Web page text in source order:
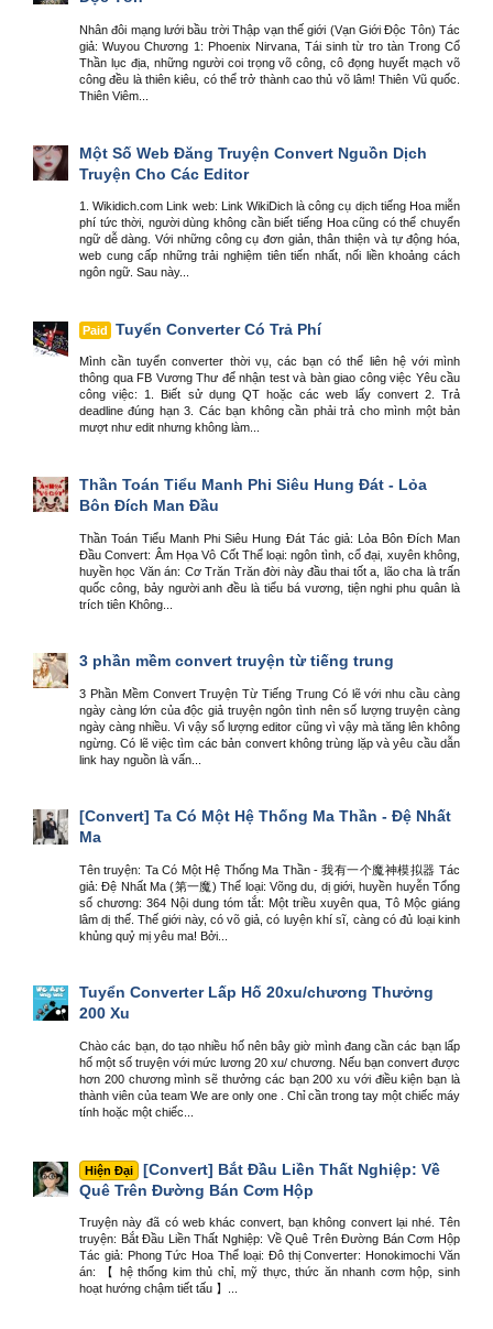
Nhân đôi mạng lưới bầu trời Thập vạn thế giới (Vạn Giới Độc Tôn) Tác
giả: Wuyou Chương 1: Phoenix Nirvana, Tái sinh từ tro tàn Trong Cổ
Thần lục địa, những người coi trọng võ công, cô đọng huyết mạch võ
công đều là thiên kiêu, có thể trở thành cao thủ võ lâm! Thiên Vũ quốc.
Thiên Viêm...
Một Số Web Đăng Truyện Convert Nguồn Dịch
Truyện Cho Các Editor
1. Wikidich.com Link web: Link WikiDich là công cụ dịch tiếng Hoa miễn
phí tức thời, người dùng không cần biết tiếng Hoa cũng có thể chuyển
ngữ dễ dàng. Với những công cụ đơn giản, thân thiện và tự động hóa,
web cung cấp những trải nghiệm tiên tiến nhất, nối liền khoảng cách
ngôn ngữ. Sau này...
Paid Tuyển Converter Có Trả Phí
Mình cần tuyển converter thời vụ, các bạn có thể liên hệ với mình
thông qua FB Vương Thư để nhận test và bàn giao công việc Yêu cầu
công việc: 1. Biết sử dụng QT hoặc các web lấy convert 2. Trả
deadline đúng hạn 3. Các bạn không cần phải trả cho mình một bản
mượt như edit nhưng không làm...
Thần Toán Tiểu Manh Phi Siêu Hung Đát - Lỏa
Bôn Đích Man Đầu
Thần Toán Tiểu Manh Phi Siêu Hung Đát Tác giả: Lỏa Bôn Đích Man
Đầu Convert: Âm Họa Vô Cốt Thể loại: ngôn tình, cổ đại, xuyên không,
huyền học Văn án: Cơ Trăn Trăn đời này đầu thai tốt a, lão cha là trấn
quốc công, bảy người anh đều là tiểu bá vương, tiện nghi phu quân là
trích tiên Không...
3 phần mềm convert truyện từ tiếng trung
3 Phần Mềm Convert Truyện Từ Tiếng Trung Có lẽ với nhu cầu càng
ngày càng lớn của độc giả truyện ngôn tình nên số lượng truyện càng
ngày càng nhiều. Vì vậy số lượng editor cũng vì vậy mà tăng lên không
ngừng. Có lẽ việc tìm các bản convert không trùng lặp và yêu cầu dẫn
link hay nguồn là vấn...
[Convert] Ta Có Một Hệ Thống Ma Thần - Đệ Nhất
Ma
Tên truyện: Ta Có Một Hệ Thống Ma Thần - 我有一个魔神模拟器 Tác
giả: Đệ Nhất Ma (第一魔) Thể loại: Võng du, dị giới, huyền huyễn Tổng
số chương: 364 Nội dung tóm tắt: Một triều xuyên qua, Tô Mộc giáng
lâm dị thế. Thế giới này, có võ giả, có luyện khí sĩ, càng có đủ loại kinh
khủng quỷ mị yêu ma! Bởi...
Tuyển Converter Lấp Hố 20xu/chương Thưởng
200 Xu
Chào các bạn, do tạo nhiều hố nên bây giờ mình đang cần các bạn lấp
hố một số truyện với mức lương 20 xu/ chương. Nếu bạn convert được
hơn 200 chương mình sẽ thưởng các bạn 200 xu với điều kiện bạn là
thành viên của team We are only one . Chỉ cần trong tay một chiếc máy
tính hoặc một chiếc...
Hiện Đại
[Convert] Bắt Đầu Liền Thất Nghiệp: Về
Quê Trên Đường Bán Cơm Hộp
Truyện này đã có web khác convert, bạn không convert lại nhé. Tên
truyện: Bắt Đầu Liền Thất Nghiệp: Về Quê Trên Đường Bán Cơm Hộp
Tác giả: Phong Tức Hoa Thể loại: Đô thị Converter: Honokimochi Văn
án: 【 hệ thống kim thủ chỉ, mỹ thực, thức ăn nhanh cơm hộp, sinh
hoạt hướng chậm tiết tấu 】...